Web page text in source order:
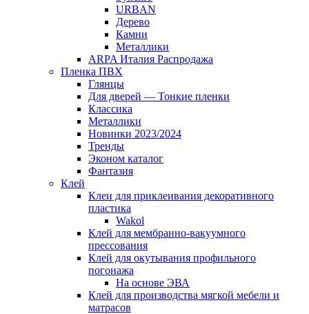
URBAN
Дерево
Камни
Металлики
ARPA Италия Распродажа
Пленка ПВХ
Глянцы
Для дверей — Тонкие пленки
Классика
Металлики
Новинки 2023/2024
Тренды
Эконом каталог
Фантазия
Клей
Клеи для приклеивания декоративного
пластика
Wakol
Клей для мембранно-вакуумного
прессования
Клей для окутывания профильного
погонажа
На основе ЭВА
Клей для производства мягкой мебели и
матрасов